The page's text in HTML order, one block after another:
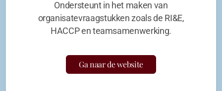
Ondersteunt in het maken van
organisatevraagstukken zoals de RI&E,
HACCP en teamsamenwerking.
Ga naar de website